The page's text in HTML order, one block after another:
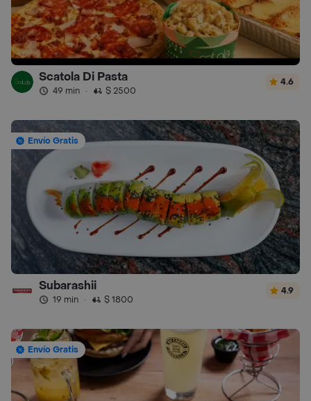
Scatola Di Pasta
49 min · $ 2500
4.6
Envío Gratis
Subarashii
19 min · $ 1800
4.9
Envío Gratis